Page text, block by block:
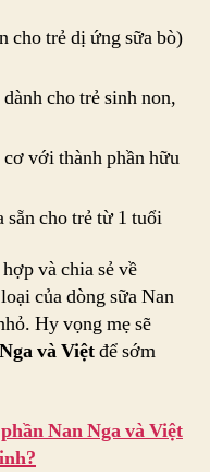
cho trẻ dị ứng sữa bò)
cho trẻ sinh non,
với thành phần hữu
cho trẻ từ 1 tuổi
và chia sẻ về
của dòng sữa Nan
Hy vọng mẹ sẽ
và Việtđể sớm
Nan Nga và Việt